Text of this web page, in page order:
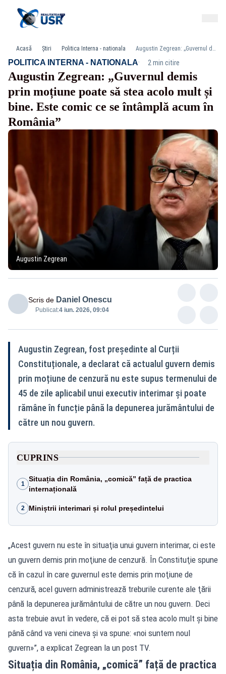
Acasă Știri Politica Interna - nationala Augustin Zegrean: „Guvernul demis prin moțiune poate să stea acolo mult și bine. Este comic ce se întâmplă acum în România”
POLITICA INTERNA - NATIONALA· 2 min citire
Augustin Zegrean: „Guvernul demis
prin moțiune poate să stea acolo mult și
bine. Este comic ce se întâmplă acum în
România”
Augustin Zegrean
Scris de Daniel Onescu
Publicat:4 iun. 2026, 09:04
Augustin Zegrean, fost președinte al Curții
Constituționale, a declarat că actualul guvern demis
prin moțiune de cenzură nu este supus termenului de
45 de zile aplicabil unui executiv interimar și poate
rămâne în funcție până la depunerea jurământului de
către un nou guvern.
CUPRINS
1
Situația din România, „comică” față de practica
internațională
2 Miniștrii interimari și rolul președintelui
„Acest guvern nu este în situaţia unui guvern interimar, ci este
un guvern demis prin moţiune de cenzură. În Constituţie spune
că în cazul în care guvernul este demis prin moţiune de
cenzură, acel guvern administrează treburile curente ale ţării
până la depunerea jurământului de către un nou guvern. Deci
asta trebuie avut în vedere, că ei pot să stea acolo mult şi bine
până când va veni cineva şi va spune: «noi suntem noul
guvern»”, a explicat Zegrean la un post TV.
Situația din România, „comică” față de practica